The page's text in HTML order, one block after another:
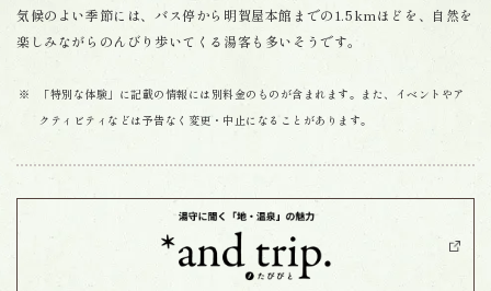
気候のよい季節には、バス停から明賀屋本館までの1.5kmほどを、自然を
楽しみながらのんびり歩いてくる湯客も多いそうです。
「特別な体験」に記載の情報には別料金のものが含まれます。また、イベントやア
クティビティなどは予告なく変更・中止になることがあります。